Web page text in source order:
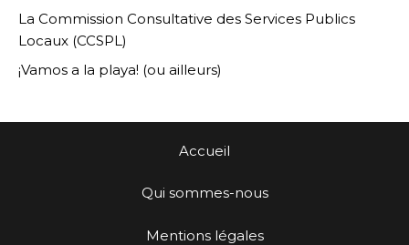
La Commission Consultative des Services Publics
Locaux (CCSPL)
¡Vamos a la playa! (ou ailleurs)
Accueil
Qui sommes-nous
Mentions légales